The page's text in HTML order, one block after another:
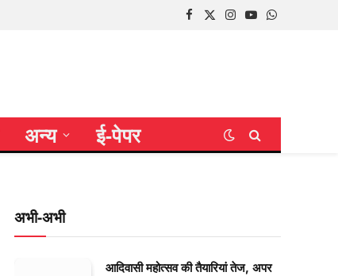
Facebook
X
Instagram
YouTubeWhatsApp
अन्य ई-पेपर
अभी-अभी
आदिवासी महोत्सव की तैयारियां तेज, अपर